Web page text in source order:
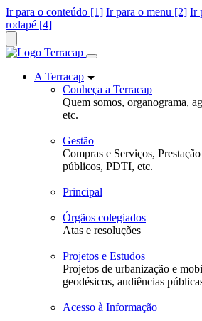
Ir para o conteúdo [1] Ir para o menu [2] Ir
rodapé [4]
A Terracap
Conheça a Terracap
Quem somos, organograma,
etc.
Gestão
Compras e Serviços,
públicos, PDTI, etc.
Principal
Órgãos colegiados
Atas e resoluções
Projetos e Estudos
Projetos de urbanização e
geodésicos, audiências
Acesso à Informação